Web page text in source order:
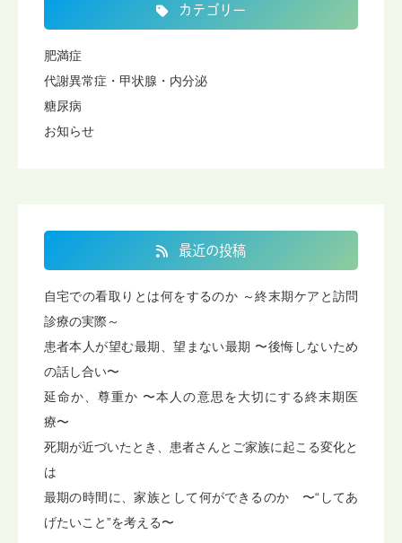
カテゴリー
肥満症
代謝異常症・甲状腺・内分泌
糖尿病
お知らせ
最近の投稿
自宅での看取りとは何をするのか ～終末期ケアと訪問
診療の実際～
患者本人が望む最期、望まない最期 〜後悔しないため
の話し合い〜
延命か、尊重か 〜本人の意思を大切にする終末期医
療〜
死期が近づいたとき、患者さんとご家族に起こる変化と
は
最期の時間に、家族として何ができるのか 〜“してあ
げたいこと”を考える〜